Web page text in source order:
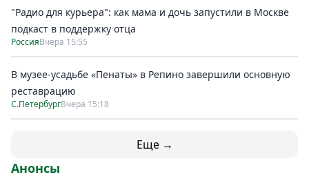
"Радио для курьера": как мама и дочь запустили в Москве
подкаст в поддержку отца
РоссияВчера 15:55
В музее-усадьбе «Пенаты» в Репино завершили основную
реставрацию
С.ПетербургВчера 15:18
Еще →
Анонсы